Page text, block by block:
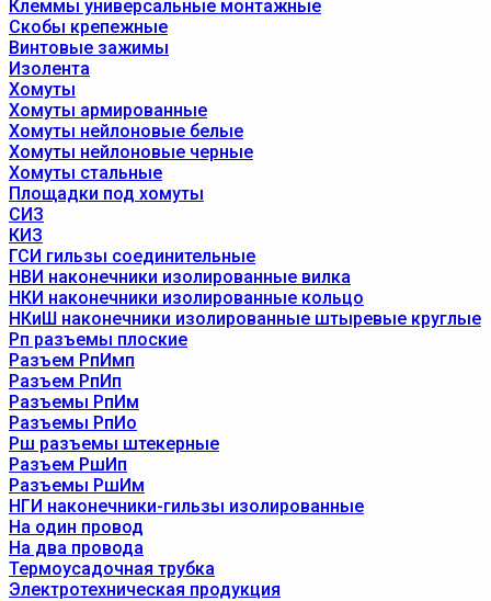
Клеммы универсальные монтажные
Скобы крепежные
Винтовые зажимы
Изолента
Хомуты
Хомуты армированные
Хомуты нейлоновые белые
Хомуты нейлоновые черные
Хомуты стальные
Площадки под хомуты
СИЗ
КИЗ
ГСИ гильзы соединительные
НВИ наконечники изолированные вилка
НКИ наконечники изолированные кольцо
НКиШ наконечники изолированные штыревые круглые
Рп разъемы плоские
Разъем РпИмп
Разъем РпИп
Разъемы РпИм
Разъемы РпИо
Рш разъемы штекерные
Разъем РшИп
Разъемы РшИм
НГИ наконечники-гильзы изолированные
На один провод
На два провода
Термоусадочная трубка
Электротехническая продукция